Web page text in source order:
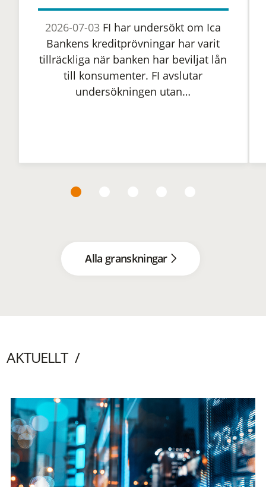
2026-07-03 FI har undersökt om Ica
Bankens kreditprövningar har varit
tillräckliga när banken har beviljat lån
till konsumenter. FI avslutar
undersökningen utan…
Alla granskningar
AKTUELLT